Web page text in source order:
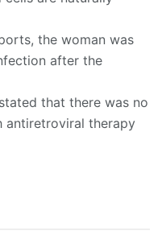
the woman was
after the
that there was no
antiretroviral therapy